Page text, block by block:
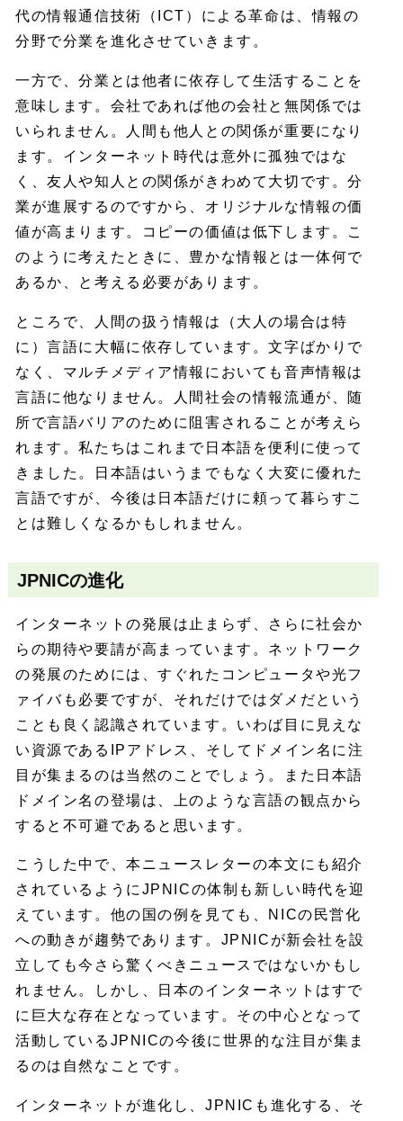
代の情報通信技術（ICT）による革命は、情報の
分野で分業を進化させていきます。
一方で、分業とは他者に依存して生活することを
意味します。会社であれば他の会社と無関係では
いられません。人間も他人との関係が重要になり
ます。インターネット時代は意外に孤独ではな
く、友人や知人との関係がきわめて大切です。分
業が進展するのですから、オリジナルな情報の価
値が高まります。コピーの価値は低下します。こ
のように考えたときに、豊かな情報とは一体何で
あるか、と考える必要があります。
ところで、人間の扱う情報は（大人の場合は特
に）言語に大幅に依存しています。文字ばかりで
なく、マルチメディア情報においても音声情報は
言語に他なりません。人間社会の情報流通が、随
所で言語バリアのために阻害されることが考えら
れます。私たちはこれまで日本語を便利に使って
きました。日本語はいうまでもなく大変に優れた
言語ですが、今後は日本語だけに頼って暮らすこ
とは難しくなるかもしれません。
JPNICの進化
インターネットの発展は止まらず、さらに社会か
らの期待や要請が高まっています。ネットワーク
の発展のためには、すぐれたコンピュータや光フ
ァイバも必要ですが、それだけではダメだという
ことも良く認識されています。いわば目に見えな
い資源であるIPアドレス、そしてドメイン名に注
目が集まるのは当然のことでしょう。また日本語
ドメイン名の登場は、上のような言語の観点から
すると不可避であると思います。
こうした中で、本ニュースレターの本文にも紹介
されているようにJPNICの体制も新しい時代を迎
えています。他の国の例を見ても、NICの民営化
への動きが趨勢であります。JPNICが新会社を設
立しても今さら驚くべきニュースではないかもし
れません。しかし、日本のインターネットはすで
に巨大な存在となっています。その中心となって
活動しているJPNICの今後に世界的な注目が集ま
るのは自然なことです。
インターネットが進化し、JPNICも進化する、そ